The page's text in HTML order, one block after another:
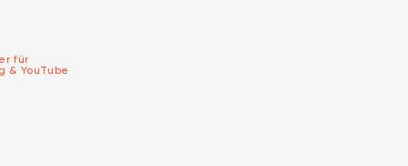
für
& YouTube